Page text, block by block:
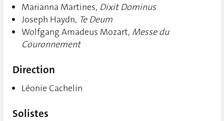
Marianna Martines, Dixit Dominus
Joseph Haydn, Te Deum
Wolfgang Amadeus Mozart, Messe du
Couronnement
Direction
Léonie Cachelin
Solistes